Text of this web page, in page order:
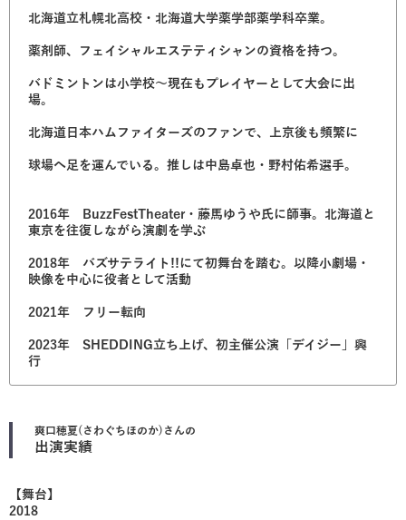
北海道立札幌北高校・北海道大学薬学部薬学科卒業。
薬剤師、フェイシャルエステティシャンの資格を持つ。
バドミントンは小学校～現在もプレイヤーとして大会に出
場。
北海道日本ハムファイターズのファンで、上京後も頻繁に
球場へ足を運んでいる。推しは中島卓也・野村佑希選手。
2016年 BuzzFestTheater・藤馬ゆうや氏に師事。北海道と
東京を往復しながら演劇を学ぶ
2018年 バズサテライト!!にて初舞台を踏む。以降小劇場・
映像を中心に役者として活動
2021年 フリー転向
2023年 SHEDDING立ち上げ、初主催公演「デイジー」興
行
爽口穂夏(さわぐちほのか) さんの
出演実績
【舞台】
2018